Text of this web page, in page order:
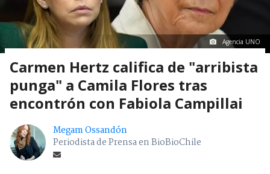
Agencia UNO
Carmen Hertz califica de "arribista
punga" a Camila Flores tras
encontrón con Fabiola Campillai
Megam Ossandón
Periodista de Prensa en BioBioChile